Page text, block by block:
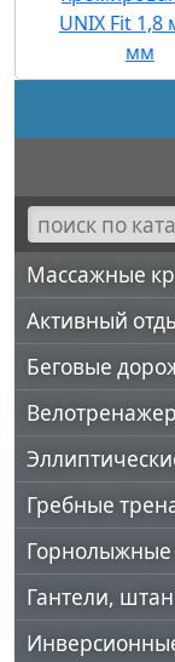
Массажные
Активный
Беговые
Гребные
Гантели,